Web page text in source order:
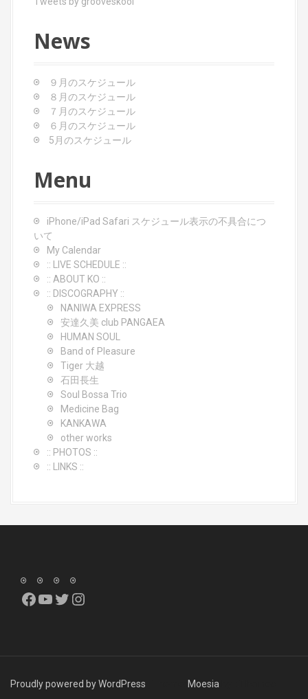
News
９月のスケジュール
８月のスケジュール
７月のスケジュール
６月のスケジュール
5月のスケジュール
Menu
iPhone/iPad Safari スケジュール表示の不具合につ
いて
My Calendar
:: LIVE SCHEDULE ::
:: ABOUT KO ::
:: DISCOGRAPHY ::
NANIWA EXPRESS
安達久美 club PANGAEA
HUMAN SOUL
Band of Pleasure
Tiger 大越
石田長生
Soul Bossa Trio
Medicine Bag
KANKAWA
other works
:: PHOTOS ::
:: LINKS ::
Facebook YouTube Twitter Instagram
Proudly powered by WordPress Moesia